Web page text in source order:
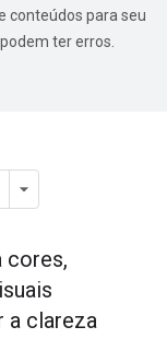
conteúdos para seu
ter erros.
cores,
a clareza